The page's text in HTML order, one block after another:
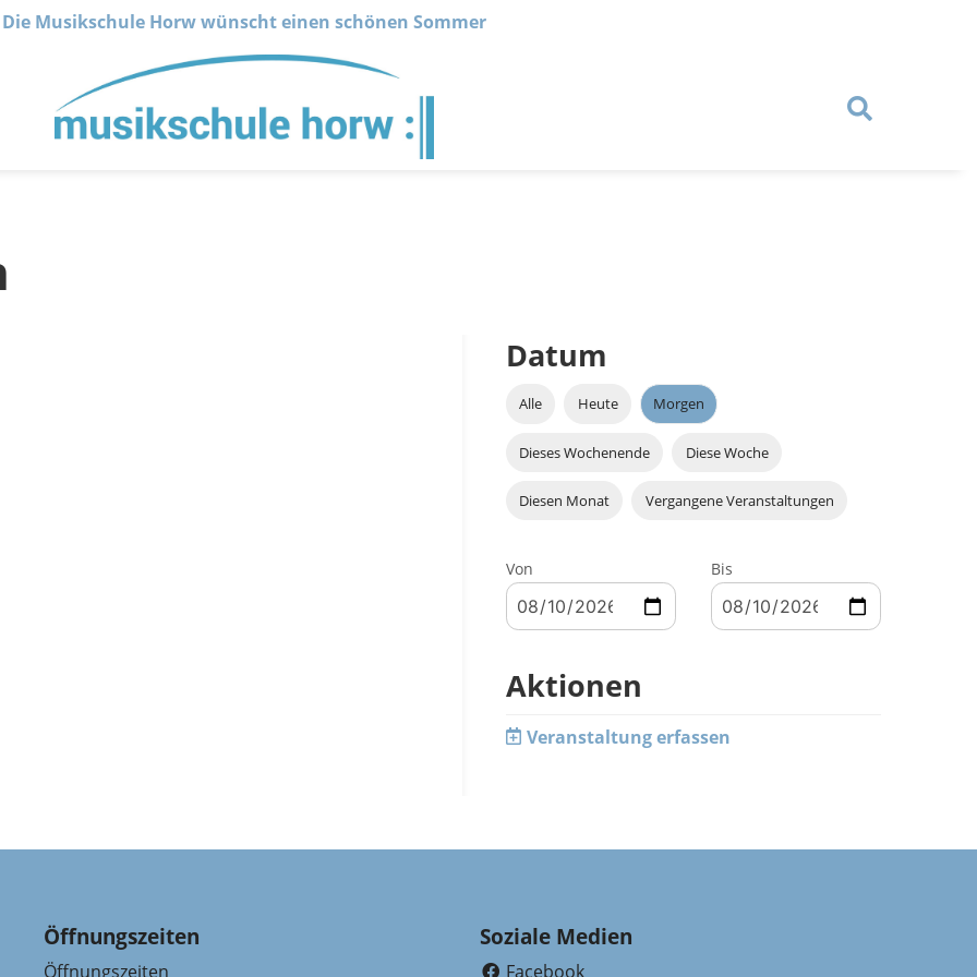
Die Musikschule Horw wünscht einen schönen Sommer
Datum
Alle Heute Morgen
Dieses Wochenende Diese Woche
Diesen Monat Vergangene Veranstaltungen
Von Bis
Aktionen
Veranstaltung erfassen
Öffnungszeiten
Öffnungszeiten
Soziale Medien
Facebook